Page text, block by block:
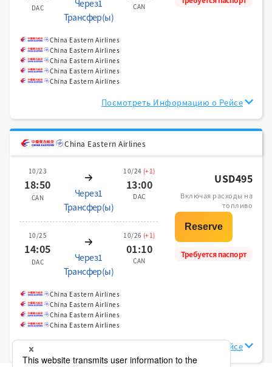
DAC
Через1
Трансфер(ы)
CAN
China Eastern Airlines
China Eastern Airlines
China Eastern Airlines
China Eastern Airlines
China Eastern Airlines
Посмотреть Информацию о Рейсе
China Eastern Airlines
10/23
18:50
CAN
Через1
Трансфер(ы)
10/24 (+1)
13:00
DAC
10/25
14:05
DAC
Через1
Трансфер(ы)
10/26 (+1)
01:10
CAN
USD495
Включая расходы на
топливо
Требуется паспорт
China Eastern Airlines
China Eastern Airlines
China Eastern Airlines
China Eastern Airlines
Посмотреть Информацию о Рейсе